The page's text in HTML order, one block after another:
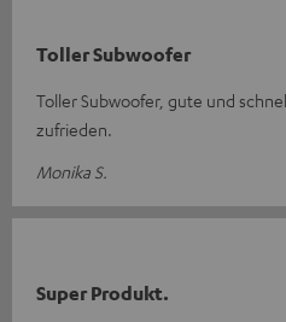
Toller Subwoofer
Toller Subwoofer, gute und
zufrieden.
Monika S.
Super Produkt.